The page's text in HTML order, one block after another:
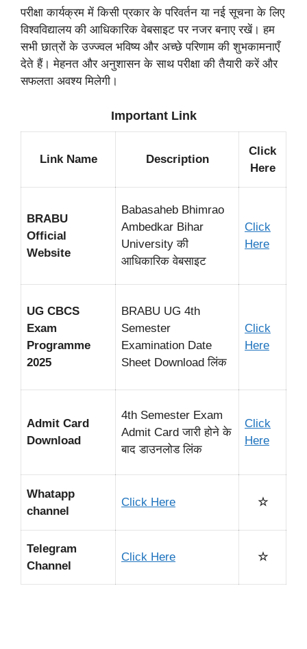
परीक्षा कार्यक्रम में किसी प्रकार के परिवर्तन या नई सूचना के लिए
विश्वविद्यालय की आधिकारिक वेबसाइट पर नजर बनाए रखें। हम
सभी छात्रों के उज्ज्वल भविष्य और अच्छे परिणाम की शुभकामनाएँ
देते हैं। मेहनत और अनुशासन के साथ परीक्षा की तैयारी करें और
सफलता अवश्य मिलेगी।
Important Link
Link Name Description
Click
Here
BRABU
Official
Website
Babasaheb Bhimrao
Ambedkar Bihar
University की
आधिकारिक वेबसाइट
Click
Here
UG CBCS
Exam
Programme
2025
BRABU UG 4th
Semester
Examination Date
Sheet Download लिंक
Click
Here
Admit Card
Download
4th Semester Exam
Admit Card जारी होने के
बाद डाउनलोड लिंक
Click
Here
Whatapp
channel
Click Here ☆
Telegram
Channel
Click Here ☆